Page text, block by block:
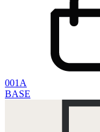
001A
BASE